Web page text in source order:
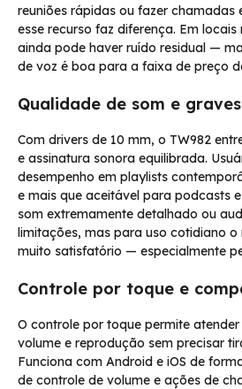
reuniões rápidas ou fazer chamadas
esse recurso faz diferença. Em
ainda pode haver ruído residual —
de voz é boa para a faixa de preço
Qualidade de som e graves
Com drivers de 10 mm, o TW982
e assinatura sonora equilibrada.
desempenho em playlists
e mais que aceitável para podcasts
som extremamente detalhado ou
limitações, mas para uso cotidiano
muito satisfatório — especialmente
Controle por toque e
O controle por toque permite
volume e reprodução sem precisar
Funciona com Android e iOS de
de controle de volume e ações de